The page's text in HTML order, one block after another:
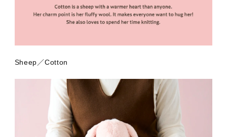
Sheep／Cotton